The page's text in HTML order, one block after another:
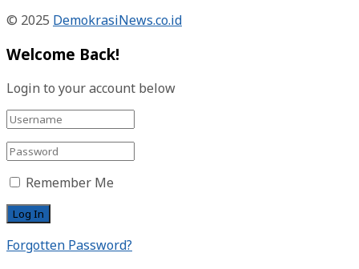
© 2025 DemokrasiNews.co.id
Welcome Back!
Login to your account below
Remember Me
Forgotten Password?